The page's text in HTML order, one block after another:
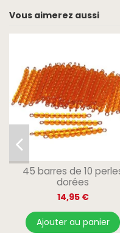
Vous aimerez aussi
45 barres de 10
dorées
14,95 €
Ajouter au panier